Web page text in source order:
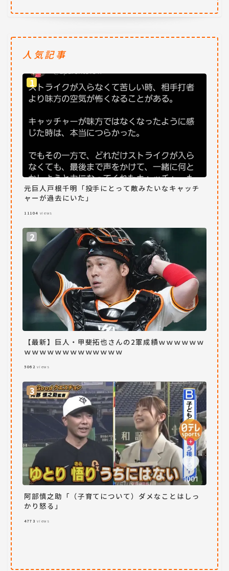
人気記事
元巨人戸根千明「投手にとって敵みたいなキャッチ
ャーが過去にいた」
11104 views
【最新】巨人・甲斐拓也さんの2軍成績ｗｗｗｗｗｗ
ｗｗｗｗｗｗｗｗｗｗｗｗｗ
5062 views
阿部慎之助「（子育てについて）ダメなことはしっ
かり怒る」
4773 views